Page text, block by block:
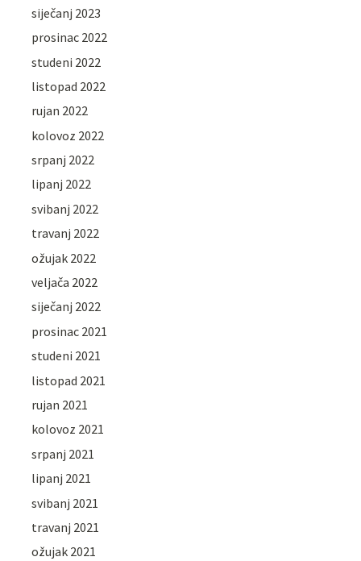
siječanj 2023
prosinac 2022
studeni 2022
listopad 2022
rujan 2022
kolovoz 2022
srpanj 2022
lipanj 2022
svibanj 2022
travanj 2022
ožujak 2022
veljača 2022
siječanj 2022
prosinac 2021
studeni 2021
listopad 2021
rujan 2021
kolovoz 2021
srpanj 2021
lipanj 2021
svibanj 2021
travanj 2021
ožujak 2021